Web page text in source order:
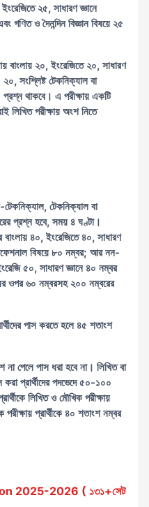
২৫, সাধারণ জ্ঞানে
গণিত ও দৈনন্দিন বিজ্ঞান বিষয়ে ২৫
বাংলায় ২০, ইংরেজিতে ২০, সাধারণ
সংশ্লিষ্ট টেকনিক্যাল বা
থাকবে। এ পরীক্ষায় একটি
লিখিত পরীক্ষায় অংশ নিতে
টেকনিক্যাল বা
প্রশ্ন হবে, সময় ৪ ঘণ্টা।
বাংলায় ৪০, ইংরেজিতে ৪০, সাধারণ
বিষয়ে ৮০ নম্বর; আর নন-
৫০, সাধারণ জ্ঞানে ৪০ নম্বর
ওপর ৬০ নম্বরসহ ২০০ নম্বরের
পাস করতে হলে ৪৫ শতাংশ
না পেলে পাস ধরা হবে না। লিখিত বা
করা প্রার্থীদের পদভেদে ৫০-১০০
লিখিত ও মৌখিক পরীক্ষায়
প্রার্থীকে ৪০ শতাংশ নম্বর
2025-2026 ( ১৩১+সেট